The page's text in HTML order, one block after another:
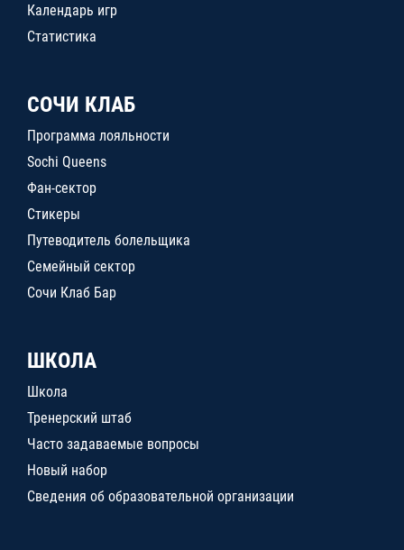
Календарь игр
Статистика
СОЧИ КЛАБ
Программа лояльности
Sochi Queens
Фан-сектор
Стикеры
Путеводитель болельщика
Семейный сектор
Сочи Клаб Бар
ШКОЛА
Школа
Тренерский штаб
Часто задаваемые вопросы
Новый набор
Сведения об образовательной организации